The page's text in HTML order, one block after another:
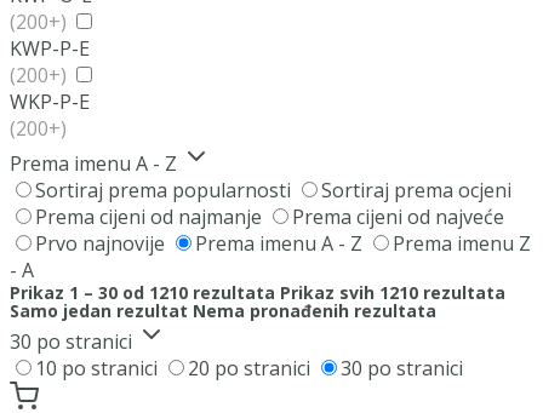
(200+)
KWP-P-E
(200+)
WKP-P-E
(200+)
Prema imenu A - Z
Sortiraj prema popularnosti
Sortiraj prema ocjeni
Prema cijeni od najmanje
Prema cijeni od najveće
Prvo najnovije
Prema imenu A - Z
Prema imenu Z
- A
Prikaz 1 – 30 od 1210 rezultata Prikaz svih 1210 rezultata
Samo jedan rezultat Nema pronađenih rezultata
30 po stranici
10 po stranici
20 po stranici 30 po stranici